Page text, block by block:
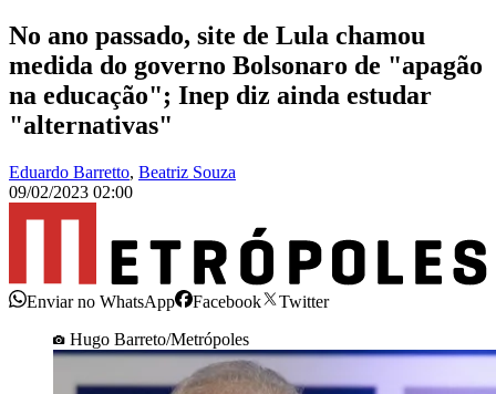
No ano passado, site de Lula chamou
medida do governo Bolsonaro de "apagão
na educação"; Inep diz ainda estudar
"alternativas"
Eduardo Barretto, Beatriz Souza
09/02/2023 02:00
Enviar no WhatsApp Facebook
Twitter
Hugo Barreto/Metrópoles